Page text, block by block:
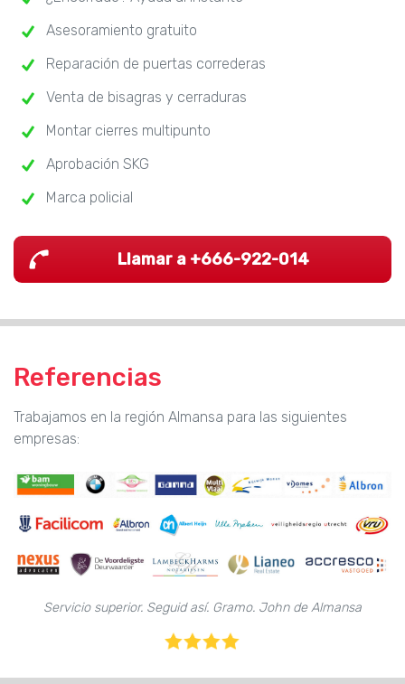
Asesoramiento gratuito
Reparación de puertas correderas
Venta de bisagras y cerraduras
Montar cierres multipunto
Aprobación SKG
Marca policial
Llamar a +666-922-014
Referencias
Trabajamos en la región Almansa para las siguientes
empresas:
Servicio superior. Seguid así. Gramo. John de Almansa